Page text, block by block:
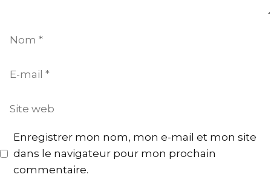
Site
Enregistrer mon nom, mon e-mail et mon site
dans le navigateur pour mon prochain
commentaire.